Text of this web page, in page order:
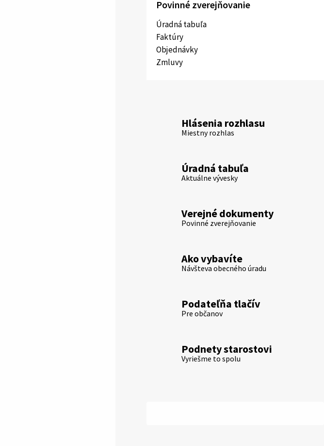
Povinné zverejňovanie
Úradná tabuľa
Faktúry
Objednávky
Zmluvy
Hlásenia rozhlasu
Miestny rozhlas
Úradná tabuľa
Aktuálne vývesky
Verejné dokumenty
Povinné zverejňovanie
Ako vybavíte
Návšteva obecného úradu
Podateľňa tlačív
Pre občanov
Podnety starostovi
Vyriešme to spolu